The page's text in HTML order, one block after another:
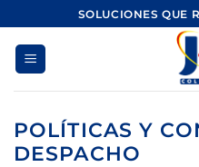
al
contenido
SOLUCIONES QUE
POLÍTICAS Y
DESPACHO